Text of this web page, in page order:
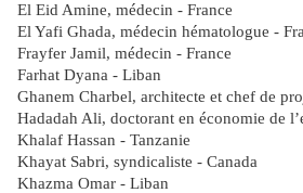
El Eid Amine, médecin - France
El Yafi Ghada, médecin hématologue -
Frayfer Jamil, médecin - France
Farhat Dyana - Liban
Ghanem Charbel, architecte et chef de
Hadadah Ali, doctorant en économie de
Khalaf Hassan - Tanzanie
Khayat Sabri, syndicaliste - Canada
Khazma Omar - Liban